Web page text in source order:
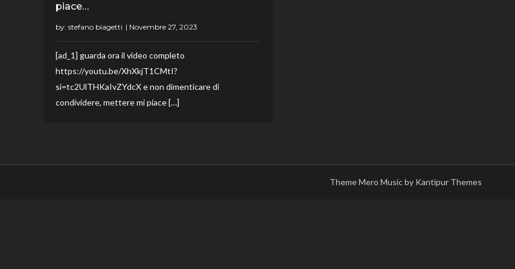
piace…
by: stefano biagetti
[ad_1] guarda ora il video completo
https://youtu.be/XhXkjT1CMtI?
si=tc2UlTHKaIvZYdcX e non dimenticare di
condividere, mettere mi piace […]
Theme Mero Music by Kantipur Themes